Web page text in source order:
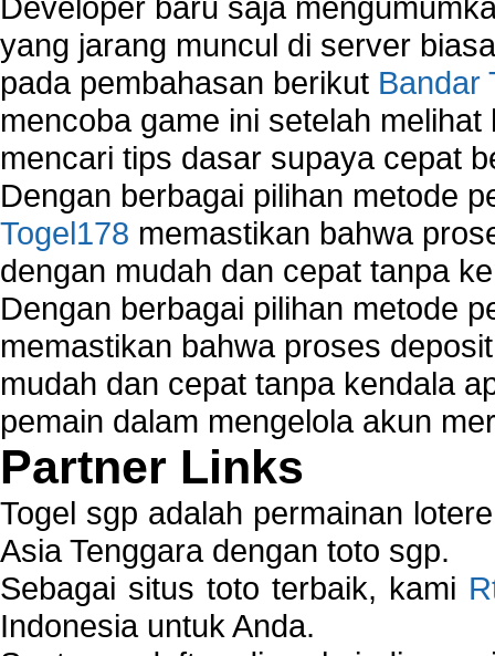
yang jarang muncul di server
pada pembahasan berikut Bandar
mencoba game ini setelah
mencari tips dasar supaya cepat
Dengan berbagai pilihan metode
Togel178 memastikan bahwa
dengan mudah dan cepat tanpa
Dengan berbagai pilihan metode
memastikan bahwa proses
mudah dan cepat tanpa kendala
pemain dalam mengelola akun
Partner Links
Togel sgp adalah permainan
Asia Tenggara dengan toto sgp.
Sebagai situs toto terbaik, kami
Indonesia untuk Anda.